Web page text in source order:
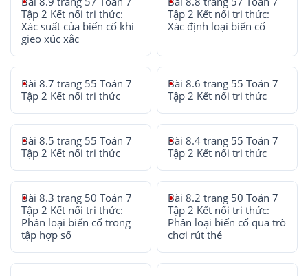
Tập 2 Kết nối tri thức:
Xác suất của biến cố khi
gieo xúc xắc
Tập 2 Kết nối tri thức:
Xác định loại biến cố
Bài 8.7 trang 55 Toán 7
Tập 2 Kết nối tri thức
Bài 8.6 trang 55 Toán 7
Tập 2 Kết nối tri thức
Bài 8.5 trang 55 Toán 7
Tập 2 Kết nối tri thức
Bài 8.4 trang 55 Toán 7
Tập 2 Kết nối tri thức
Bài 8.3 trang 50 Toán 7
Tập 2 Kết nối tri thức:
Phân loại biến cố trong
tập hợp số
Bài 8.2 trang 50 Toán 7
Tập 2 Kết nối tri thức:
Phân loại biến cố qua trò
chơi rút thẻ